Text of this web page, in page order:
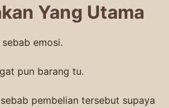
Yang Utama
emosi.
pun barang tu.
pembelian tersebut supaya